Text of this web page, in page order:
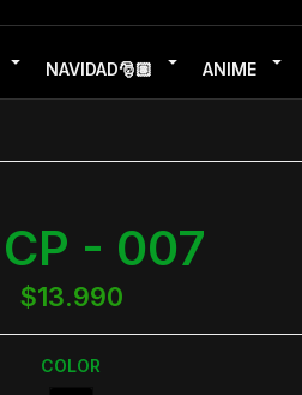
NAVIDAD🎅🏽 ANIME
- 007
$13.990
COLOR